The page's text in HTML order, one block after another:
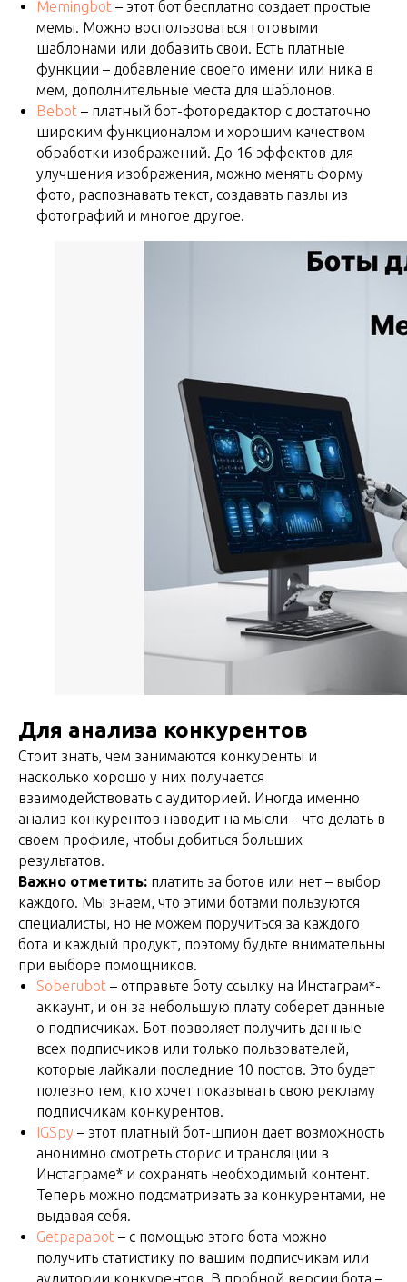
Memingbot – этот бот бесплатно создает простые
мемы. Можно воспользоваться готовыми
шаблонами или добавить свои. Есть платные
функции – добавление своего имени или ника в
мем, дополнительные места для шаблонов.
Bebot – платный бот-фоторедактор с достаточно
широким функционалом и хорошим качеством
обработки изображений. До 16 эффектов для
улучшения изображения, можно менять форму
фото, распознавать текст, создавать пазлы из
фотографий и многое другое.
Для анализа конкурентов
Стоит знать, чем занимаются конкуренты и
насколько хорошо у них получается
взаимодействовать с аудиторией. Иногда именно
анализ конкурентов наводит на мысли – что делать в
своем профиле, чтобы добиться больших
результатов.
Важно отметить: платить за ботов или нет – выбор
каждого. Мы знаем, что этими ботами пользуются
специалисты, но не можем поручиться за каждого
бота и каждый продукт, поэтому будьте внимательны
при выборе помощников.
Soberubot – отправьте боту ссылку на Инстаграм*-
аккаунт, и он за небольшую плату соберет данные
о подписчиках. Бот позволяет получить данные
всех подписчиков или только пользователей,
которые лайкали последние 10 постов. Это будет
полезно тем, кто хочет показывать свою рекламу
подписчикам конкурентов.
IGSpy – этот платный бот-шпион дает возможность
анонимно смотреть сторис и трансляции в
Инстаграме* и сохранять необходимый контент.
Теперь можно подсматривать за конкурентами, не
выдавая себя.
Getpapabot – с помощью этого бота можно
получить статистику по вашим подписчикам или
аудитории конкурентов. В пробной версии бота –